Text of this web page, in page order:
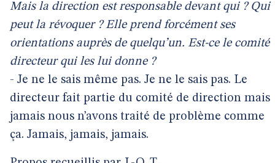
Mais la direction est responsable devant qui ? Qui
peut la révoquer ? Elle prend forcément ses
orientations auprès de quelqu’un. Est-ce le comité
directeur qui les lui donne ?
- Je ne le sais même pas. Je ne le sais pas. Le
directeur fait partie du comité de direction mais
jamais nous n’avons traité de problème comme
ça. Jamais, jamais, jamais.